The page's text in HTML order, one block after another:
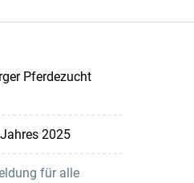
Pferdezucht
2025
für alle